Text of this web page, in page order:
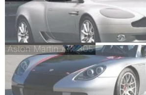
Aston Martin AM 305